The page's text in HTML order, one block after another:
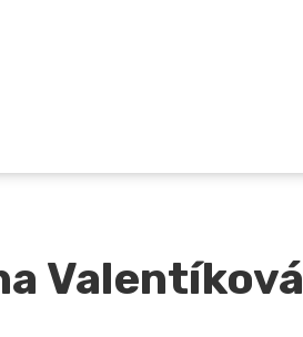
Valentíková